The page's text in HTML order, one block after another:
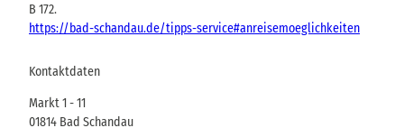
B 172.
https://bad-schandau.de/tipps-service#anreisemoeglichkeiten
Kontaktdaten
Markt 1 - 11
01814 Bad Schandau